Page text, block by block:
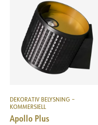
DEKORATIV BELYSNING –
KOMMERSIELL
Apollo Plus